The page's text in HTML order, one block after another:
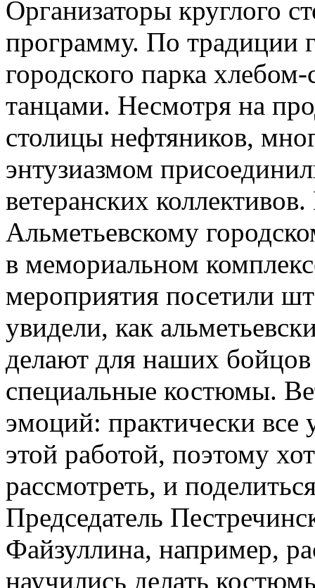
Организаторы круглого
программу. По традиции
городского парка
танцами. Несмотря на
столицы нефтяников,
энтузиазмом
ветеранских
Альметьевскому
в мемориальном
мероприятия посетили
увидели, как
делают для наших
специальные костюмы.
эмоций: практически все
этой работой, поэтому
рассмотреть, и
Председатель
Файзуллина, например,
научились делать